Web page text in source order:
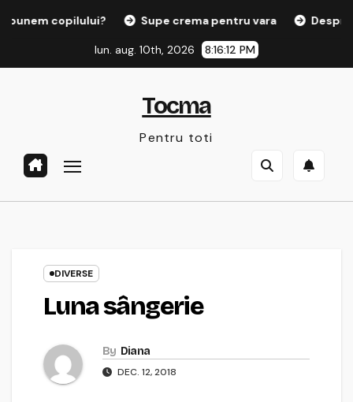
copilului? Supe crema pentru vara Despre
lun. aug. 10th, 2026 8:16:13 PM
Tocma
Pentru toti
DIVERSE
Luna sângerie
By Diana
DEC. 12, 2018